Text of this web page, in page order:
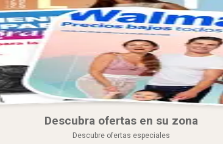
Descubra ofertas en su zona
Descubre ofertas especiales